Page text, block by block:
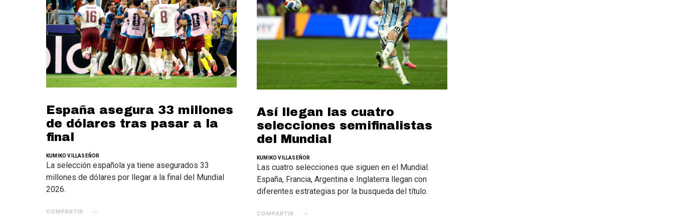
España asegura 33 millones
de dólares tras pasar a la
final
KUMIKO VILLASEÑOR
La selección española ya tiene asegurados 33
millones de dólares por llegar a la final del Mundial
2026.
COMPARTIR
Así llegan las cuatro
selecciones semifinalistas
del Mundial
KUMIKO VILLASEÑOR
Las cuatro selecciones que siguen en el Mundial.
España, Francia, Argentina e Inglaterra llegan con
diferentes estrategias por la busqueda del título.
COMPARTIR